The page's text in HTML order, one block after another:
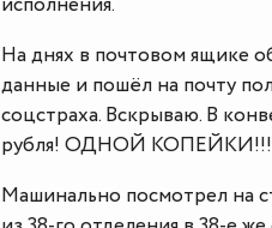
На днях в почтовом ящике
данные и пошёл на почту
соцстраха. Вскрываю. В
рубля! ОДНОЙ КОПЕЙКИ!!!
Машинально посмотрел на